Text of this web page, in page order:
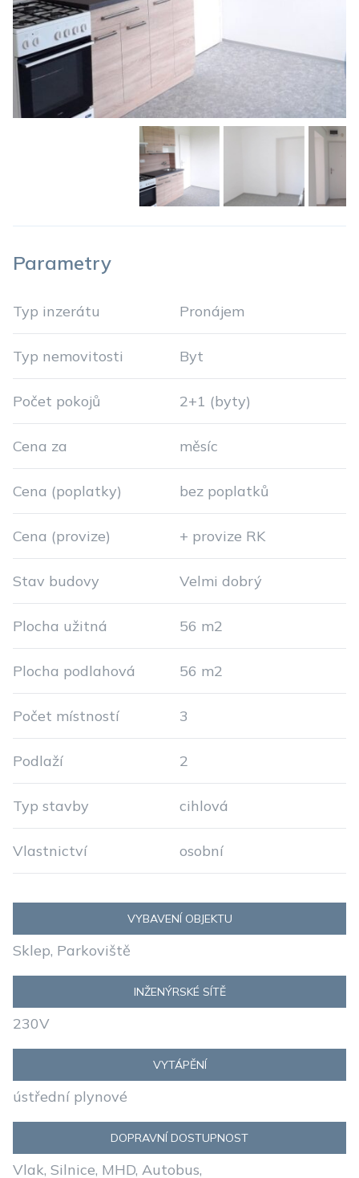
Parametry
Typ inzerátu Pronájem
Typ nemovitosti Byt
Počet pokojů 2+1 (byty)
Cena za měsíc
Cena (poplatky) bez poplatků
Cena (provize) + provize RK
Stav budovy Velmi dobrý
Plocha užitná 56 m2
Plocha podlahová 56 m2
Počet místností 3
Podlaží 2
Typ stavby cihlová
Vlastnictví osobní
VYBAVENÍ OBJEKTU
Sklep, Parkoviště
INŽENÝRSKÉ SÍTĚ
230V
VYTÁPĚNÍ
ústřední plynové
DOPRAVNÍ DOSTUPNOST
Vlak, Silnice, MHD, Autobus,